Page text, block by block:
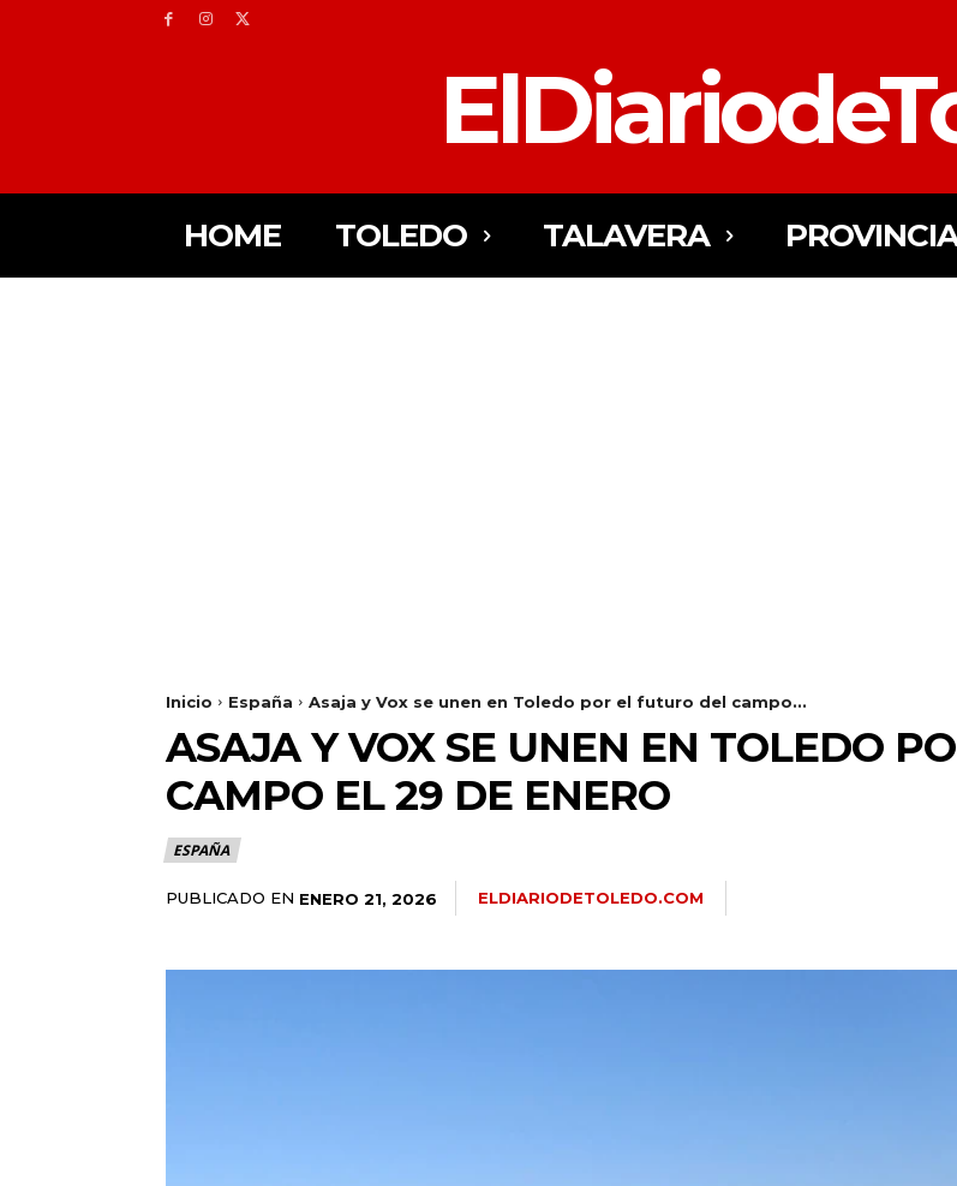
HOME TOLEDO TALAVERA
Inicio España Asaja y Vox se unen en Toledo por el futuro del campo...
ASAJA Y VOX SE UNEN EN TOLEDO
CAMPO EL 29 DE ENERO
ESPAÑA
PUBLICADO EN ENERO 21, 2026 ELDIARIODETOLEDO.COM